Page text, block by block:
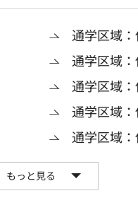
通学区域
通学区域
通学区域
通学区域
通学区域
もっと見る